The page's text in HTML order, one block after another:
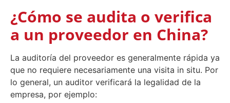
¿Cómo se audita o verifica
a un proveedor en China?
La auditoría del proveedor es generalmente rápida ya
que no requiere necesariamente una visita in situ. Por
lo general, un auditor verificará la legalidad de la
empresa, por ejemplo: